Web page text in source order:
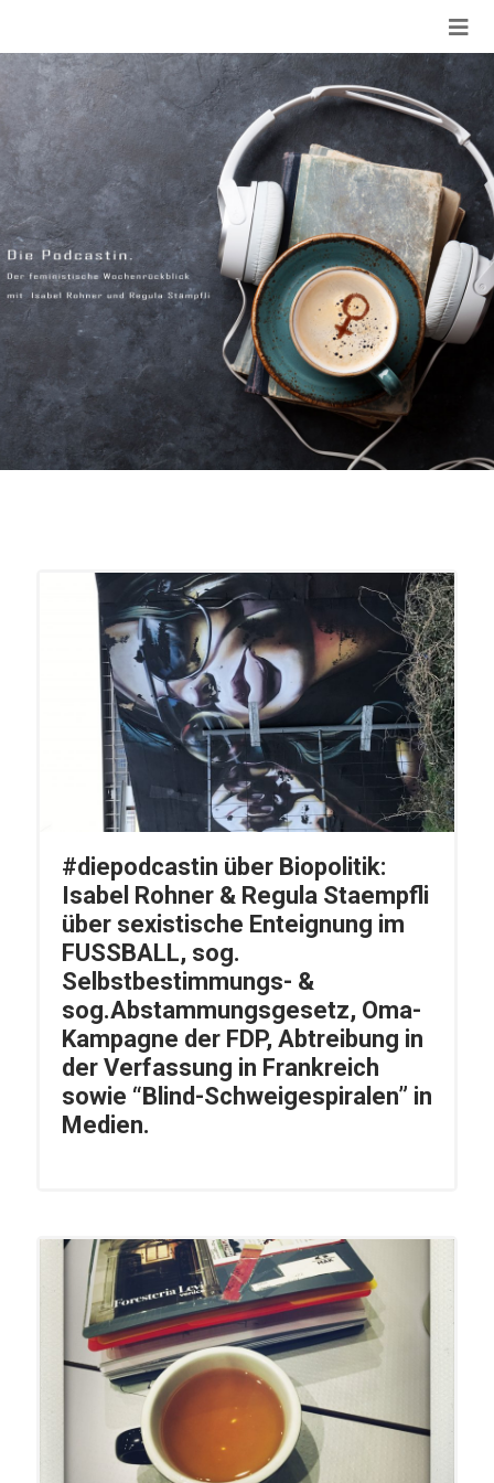
#diepodcastin über Biopolitik:
Isabel Rohner & Regula Staempfli
über sexistische Enteignung im
FUSSBALL, sog.
Selbstbestimmungs- &
sog.Abstammungsgesetz, Oma-
Kampagne der FDP, Abtreibung in
der Verfassung in Frankreich
sowie “Blind-Schweigespiralen” in
Medien.